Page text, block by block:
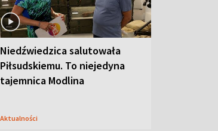
Niedźwiedzica salutowała
Piłsudskiemu. To niejedyna
tajemnica Modlina
Aktualności